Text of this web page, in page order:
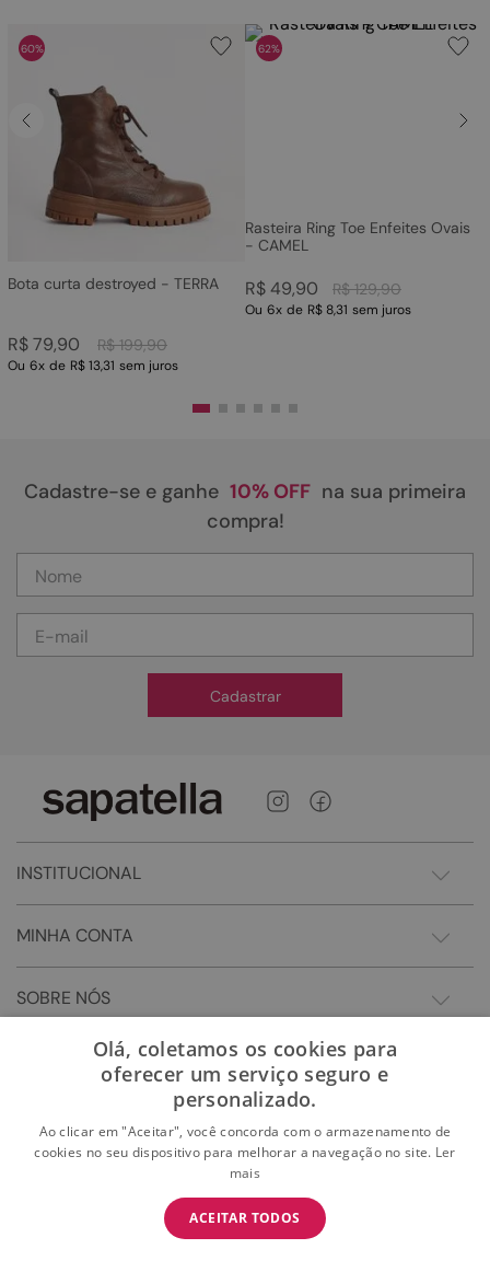
BAIXE O APP
E garanta 15% OFF na primeira compra
60%
Bota curta destroyed - TERRA
R$ 199,90
R$79,90
Ou 6x de R$ 13,31 sem juros
62%
Rasteira Ring Toe Enfeites Ovais
- CAMEL
R$ 129,90
R$49,90
Ou 6x de R$ 8,31 sem juros
Cadastre-se e ganhe 10% OFF na sua primeira
compra!
Cadastrar
INSTITUCIONAL
MINHA CONTA
SOBRE NÓS
Olá, coletamos os cookies para
oferecer um serviço seguro e
personalizado.
Ao clicar em "Aceitar", você concorda com o armazenamento de
cookies no seu dispositivo para melhorar a navegação no site. Ler
mais
ACEITAR TODOS